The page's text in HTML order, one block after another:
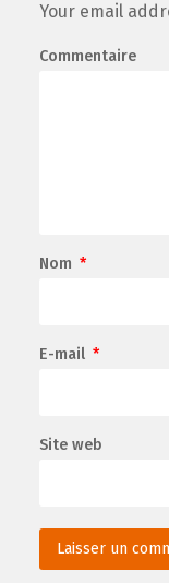
Your email
Commentaire
Nom *
E-mail *
Site web